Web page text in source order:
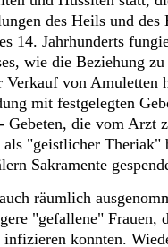
des Heils und
14. Jahrhunderts
wie die Beziehung
Verkauf von Amuletten
mit festgelegten
Gebeten, die vom Arzt
als "geistlicher Theriak"
Sakramente
räumlich
"gefallene" Frauen,
infizieren konnten.